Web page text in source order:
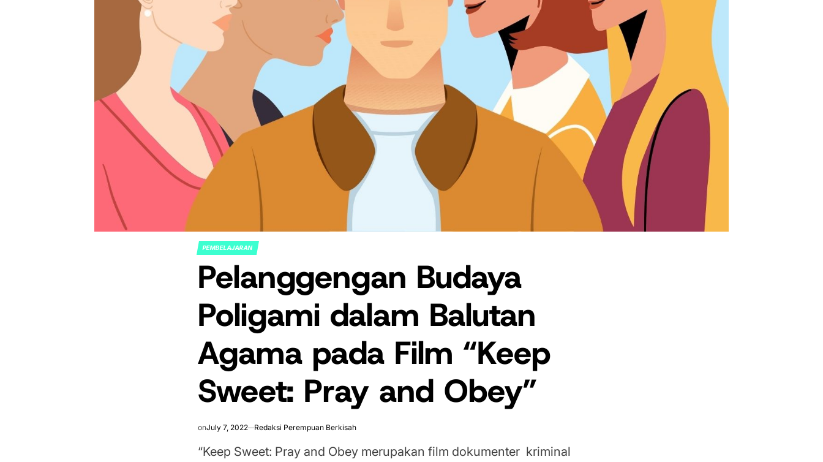
POSTED
IN
PEMBELAJARAN
Pelanggengan Budaya
Poligami dalam Balutan
Agama pada Film “Keep
Sweet: Pray and Obey”
onJuly 7, 2022 Redaksi Perempuan Berkisah
“Keep Sweet: Pray and Obey merupakan film dokumenter kriminal